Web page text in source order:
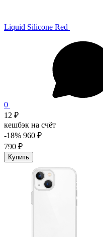
Liquid Silicone Red
0
12 ₽
кешбэк на счёт
-18% 960 ₽
790 ₽
Купить